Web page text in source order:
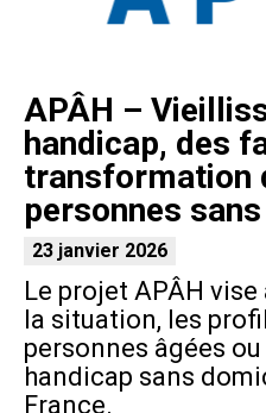
APÂH –
handicap, des
transformation
personnes
23 janvier 2026
Le projet APÂH
la situation, les
personnes âgées
handicap sans
France.